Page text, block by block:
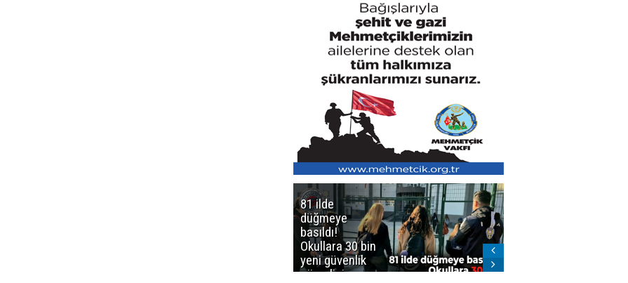
81 ilde
düğmeye
basıldı!
Okullara 30 bin
yeni güvenlik
görevlisi